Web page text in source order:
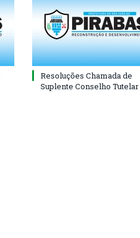
Resoluções Chamada de
Suplente Conselho Tutelar